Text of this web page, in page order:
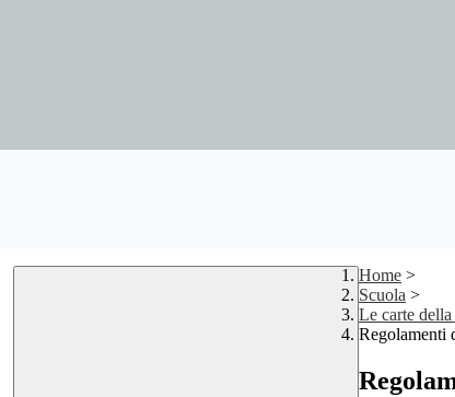
Home >
Scuola >
Le carte della
Regolamenti